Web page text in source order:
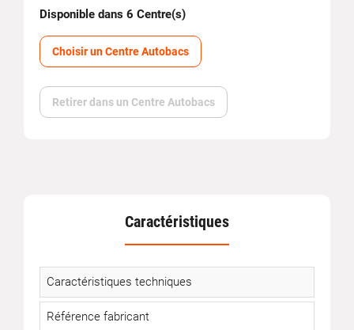
Disponible dans 6 Centre(s)
Choisir un Centre Autobacs
Retirer dans un Centre Autobacs
Caractéristiques
Caractéristiques techniques
Référence fabricant